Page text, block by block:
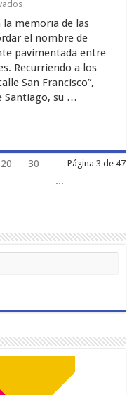
en
Ascensor
en
Calle
San
Francisco
memoria de las
el nombre de
pavimentada entre
Recurriendo a los
San Francisco”,
Santiago, su …
Página 3 de 47
20
30
...